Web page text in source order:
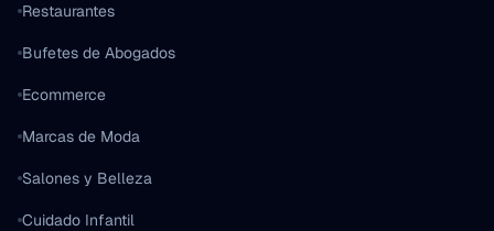
Restaurantes
Bufetes de Abogados
Ecommerce
Marcas de Moda
Salones y Belleza
Cuidado Infantil